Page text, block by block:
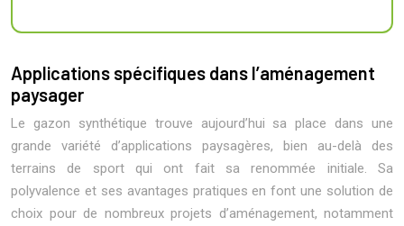
Applications spécifiques dans l’aménagement
paysager
Le gazon synthétique trouve aujourd’hui sa place dans une
grande variété d’applications paysagères, bien au-delà des
terrains de sport qui ont fait sa renommée initiale. Sa
polyvalence et ses avantages pratiques en font une solution de
choix pour de nombreux projets d’aménagement, notamment